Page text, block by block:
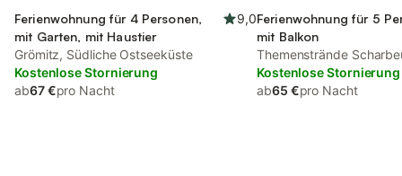
Ferienwohnung für 4 Personen,
mit Garten, mit Haustier
9,0
Grömitz, Südliche Ostseeküste
Kostenlose Stornierung
ab67 €pro Nacht
Ferienwohnung für 5
mit Balkon
Themenstrände
Ostseeküste
Kostenlose Stornierung
ab65 €pro Nacht